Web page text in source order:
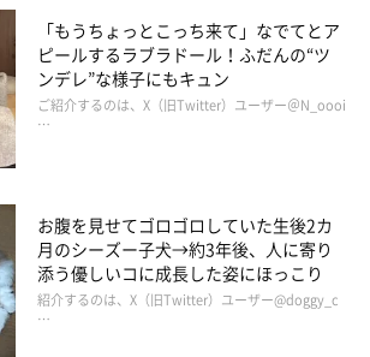
「もうちょっとこっち来て」なでてとア
ピールするラブラドール！ふだんの“ツ
ンデレ”な様子にもキュン
ご紹介するのは、X（旧Twitter）ユーザー＠N_oooi
…
お腹を見せてゴロゴロしていた生後2カ
月のシーズー子犬→約3年後、人に寄り
添う優しいコに成長した姿にほっこり
紹介するのは、X（旧Twitter）ユーザー@doggy_c
…